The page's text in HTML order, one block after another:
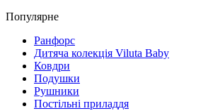
Популярне
Ранфорс
Дитяча колекція Viluta Baby
Ковдри
Подушки
Рушники
Постільні приладдя